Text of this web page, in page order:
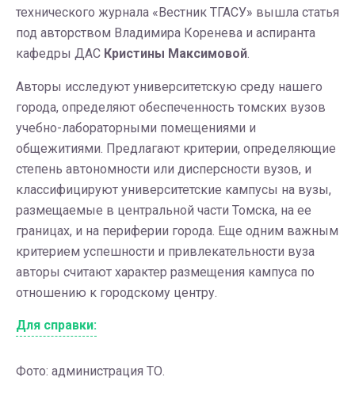
технического журнала «Вестник ТГАСУ» вышла статья
под авторством Владимира Коренева и аспиранта
кафедры ДАС Кристины Максимовой.
Авторы исследуют университетскую среду нашего
города, определяют обеспеченность томских вузов
учебно-лабораторными помещениями и
общежитиями. Предлагают критерии, определяющие
степень автономности или дисперсности вузов, и
классифицируют университетские кампусы на вузы,
размещаемые в центральной части Томска, на ее
границах, и на периферии города. Еще одним важным
критерием успешности и привлекательности вуза
авторы считают характер размещения кампуса по
отношению к городскому центру.
Для справки:
Фото: администрация ТО.